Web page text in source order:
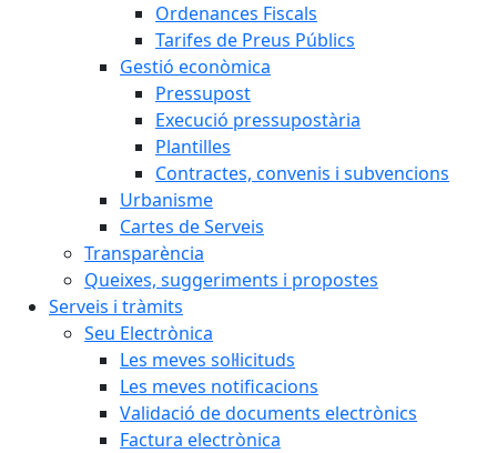
Ordenances Fiscals
Tarifes de Preus Públics
Gestió econòmica
Pressupost
Execució pressupostària
Plantilles
Contractes, convenis i subvencions
Urbanisme
Cartes de Serveis
Transparència
Queixes, suggeriments i propostes
Serveis i tràmits
Seu Electrònica
Les meves sol·licituds
Les meves notificacions
Validació de documents electrònics
Factura electrònica